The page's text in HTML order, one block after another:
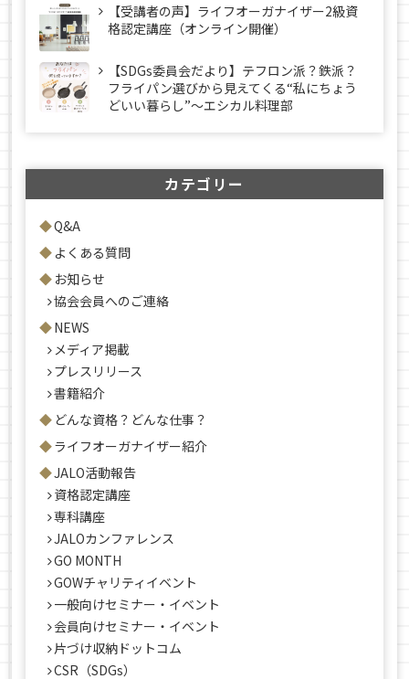
【受講者の声】ライフオーガナイザー2級資
格認定講座（オンライン開催）
【SDGs委員会だより】テフロン派？鉄派？
フライパン選びから見えてくる“私にちょう
どいい暮らし”～エシカル料理部
カテゴリー
Q&A
よくある質問
お知らせ
協会会員へのご連絡
NEWS
メディア掲載
プレスリリース
書籍紹介
どんな資格？どんな仕事？
ライフオーガナイザー紹介
JALO活動報告
資格認定講座
専科講座
JALOカンファレンス
GO MONTH
GOWチャリティイベント
一般向けセミナー・イベント
会員向けセミナー・イベント
片づけ収納ドットコム
CSR（SDGs）